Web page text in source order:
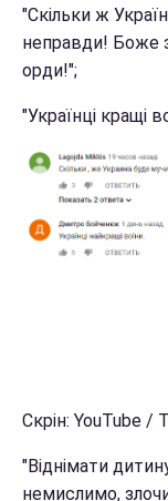
"Скільки ж
неправди! Боже
орди!";
"Українці кращі
Скрін: YouTube /
"Віднімати
немислимо,